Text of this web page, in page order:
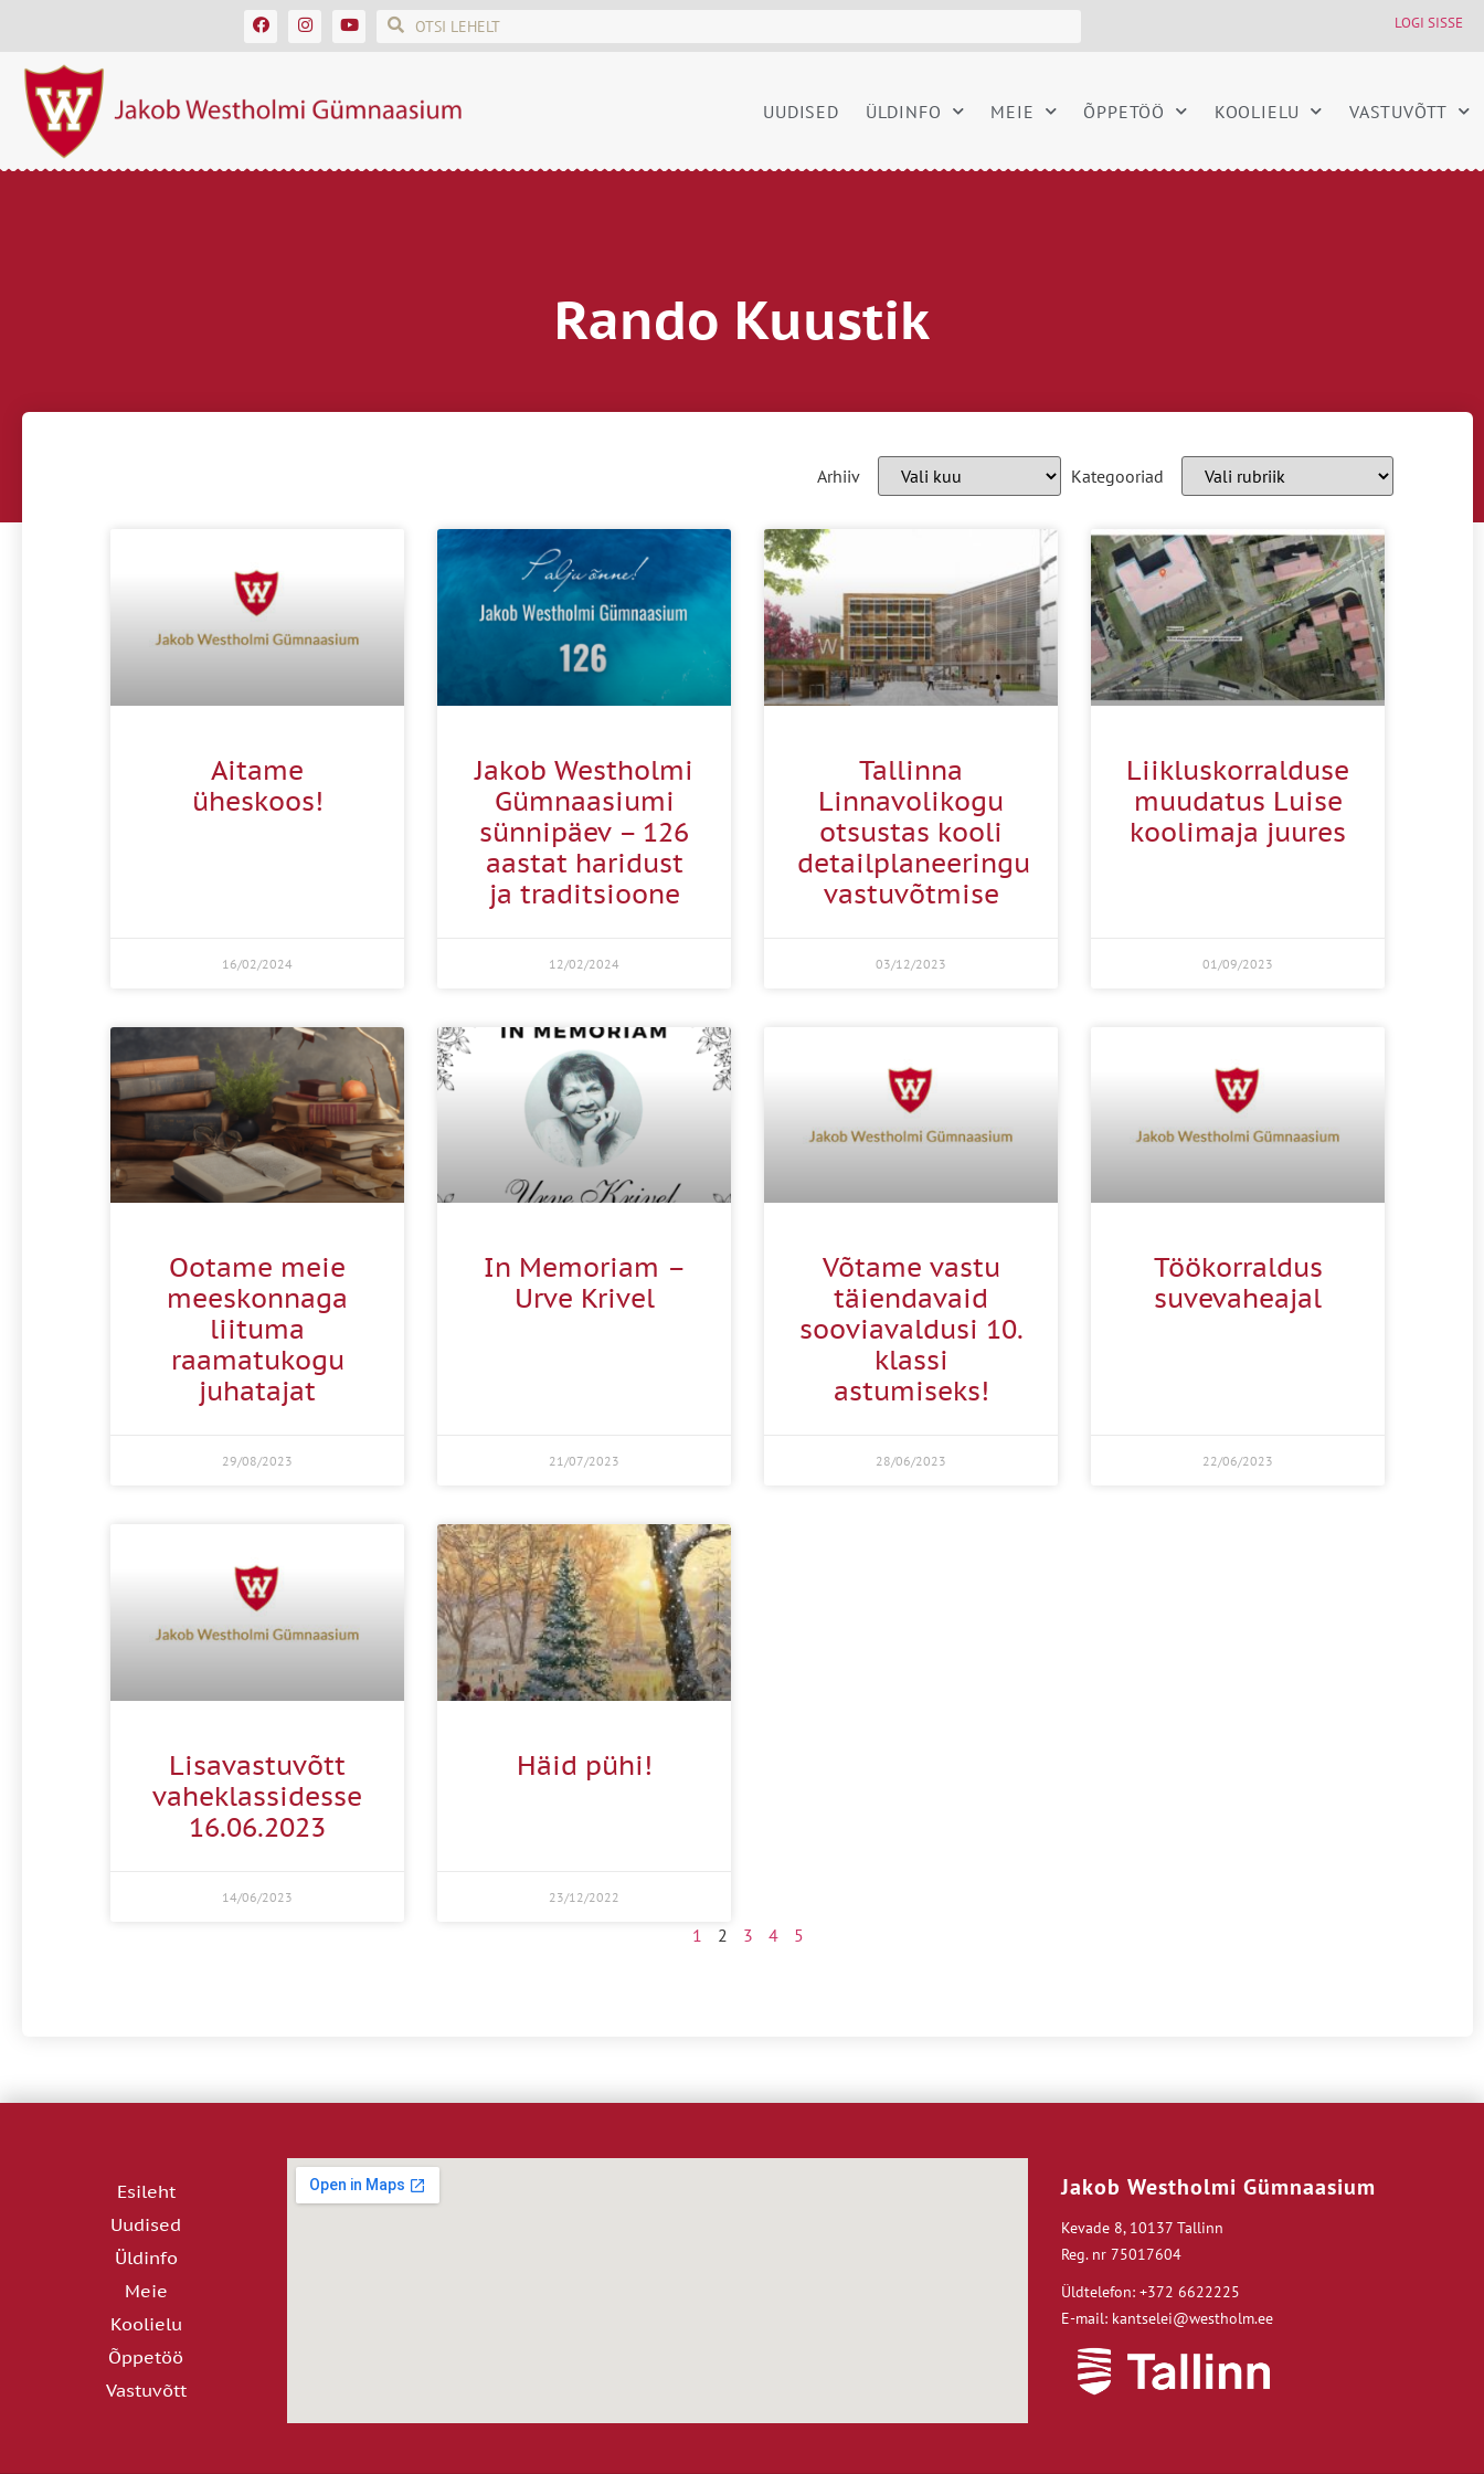
LOGI SISSE
UUDISED ÜLDINFO MEIE ÕPPETÖÖ KOOLIELU VASTUVÕTT
Rando Kuustik
Arhiiv Kategooriad
Aitame
üheskoos!
16/02/2024
Jakob Westholmi
Gümnaasiumi
sünnipäev – 126
aastat haridust
ja traditsioone
12/02/2024
Tallinna
Linnavolikogu
otsustas kooli
detailplaneeringu
vastuvõtmise
03/12/2023
Liikluskorralduse
muudatus Luise
koolimaja juures
01/09/2023
Ootame meie
meeskonnaga
liituma
raamatukogu
juhatajat
29/08/2023
In Memoriam –
Urve Krivel
21/07/2023
Võtame vastu
täiendavaid
sooviavaldusi 10.
klassi
astumiseks!
28/06/2023
Töökorraldus
suvevaheajal
22/06/2023
Lisavastuvõtt
vaheklassidesse
16.06.2023
14/06/2023
Häid pühi!
23/12/2022
1 2 3 4 5
Esileht
Uudised
Üldinfo
Meie
Koolielu
Õppetöö
Vastuvõtt
Jakob Westholmi Gümnaasium
Kevade 8, 10137 Tallinn
Reg. nr 75017604
Üldtelefon: +372 6622225
E-mail: kantselei@westholm.ee